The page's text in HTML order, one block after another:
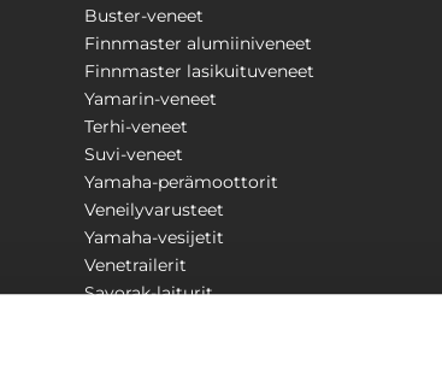
Buster-veneet
Finnmaster alumiiniveneet
Finnmaster lasikuituveneet
Yamarin-veneet
Terhi-veneet
Suvi-veneet
Yamaha-perämoottorit
Veneilyvarusteet
Yamaha-vesijetit
Venetrailerit
Savorak-laiturit